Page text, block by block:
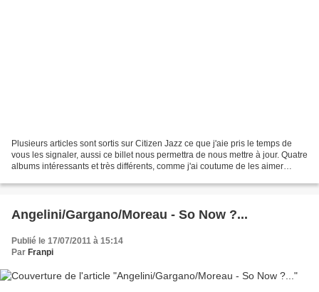
Plusieurs articles sont sortis sur Citizen Jazz ce que j'aie pris le temps de
vous les signaler, aussi ce billet nous permettra de nous mettre à jour. Quatre
albums intéressants et très différents, comme j'ai coutume de les aimer
Angelini/Gargano/Moreau - So Now ?...
Publié le 17/07/2011 à 15:14
Par Franpi